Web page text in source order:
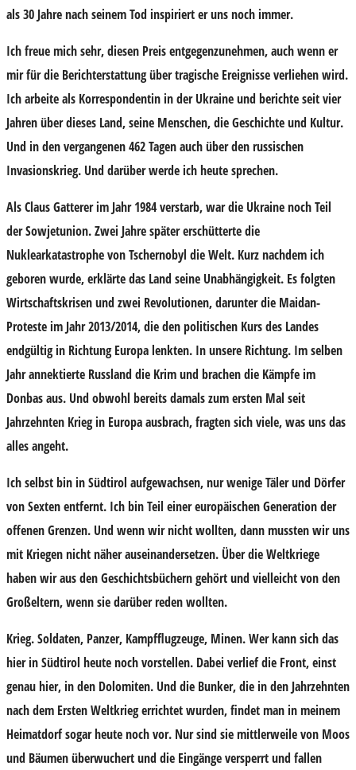
als 30 Jahre nach seinem Tod inspiriert er uns noch immer.
Ich freue mich sehr, diesen Preis entgegenzunehmen, auch wenn er
mir für die Berichterstattung über tragische Ereignisse verliehen wird.
Ich arbeite als Korrespondentin in der Ukraine und berichte seit vier
Jahren über dieses Land, seine Menschen, die Geschichte und Kultur.
Und in den vergangenen 462 Tagen auch über den russischen
Invasionskrieg. Und darüber werde ich heute sprechen.
Als Claus Gatterer im Jahr 1984 verstarb, war die Ukraine noch Teil
der Sowjetunion. Zwei Jahre später erschütterte die
Nuklearkatastrophe von Tschernobyl die Welt. Kurz nachdem ich
geboren wurde, erklärte das Land seine Unabhängigkeit. Es folgten
Wirtschaftskrisen und zwei Revolutionen, darunter die Maidan-
Proteste im Jahr 2013/2014, die den politischen Kurs des Landes
endgültig in Richtung Europa lenkten. In unsere Richtung. Im selben
Jahr annektierte Russland die Krim und brachen die Kämpfe im
Donbas aus. Und obwohl bereits damals zum ersten Mal seit
Jahrzehnten Krieg in Europa ausbrach, fragten sich viele, was uns das
alles angeht.
Ich selbst bin in Südtirol aufgewachsen, nur wenige Täler und Dörfer
von Sexten entfernt. Ich bin Teil einer europäischen Generation der
offenen Grenzen. Und wenn wir nicht wollten, dann mussten wir uns
mit Kriegen nicht näher auseinandersetzen. Über die Weltkriege
haben wir aus den Geschichtsbüchern gehört und vielleicht von den
Großeltern, wenn sie darüber reden wollten.
Krieg. Soldaten, Panzer, Kampfflugzeuge, Minen. Wer kann sich das
hier in Südtirol heute noch vorstellen. Dabei verlief die Front, einst
genau hier, in den Dolomiten. Und die Bunker, die in den Jahrzehnten
nach dem Ersten Weltkrieg errichtet wurden, findet man in meinem
Heimatdorf sogar heute noch vor. Nur sind sie mittlerweile von Moos
und Bäumen überwuchert und die Eingänge versperrt und fallen